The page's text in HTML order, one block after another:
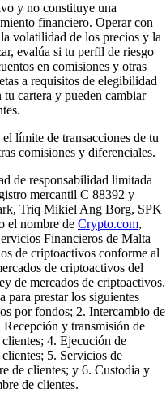
y no constituye una
financiero. Operar con
volatilidad de los precios y la
evalúa si tu perfil de riesgo
en comisiones y otras
a requisitos de elegibilidad
tu cartera y pueden cambiar
límite de transacciones de tu
comisiones y diferenciales.
de responsabilidad limitada
mercantil C 88392 y
Triq Mikiel Ang Borg, SPK
el nombre de Crypto.com,
Financieros de Malta
de criptoactivos conforme al
de criptoactivos del
de mercados de criptoactivos.
prestar los siguientes
por fondos; 2. Intercambio de
y transmisión de
4. Ejecución de
5. Servicios de
de clientes; y 6. Custodia y
de clientes.